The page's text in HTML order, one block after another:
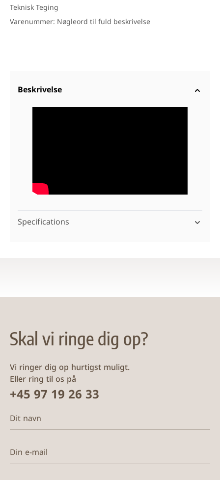
Teknisk Teging
Varenummer: Nøgleord til fuld beskrivelse
Beskrivelse
Specifications
Skal vi ringe dig op?
Vi ringer dig op hurtigst muligt.
Eller ring til os på
+45 97 19 26 33